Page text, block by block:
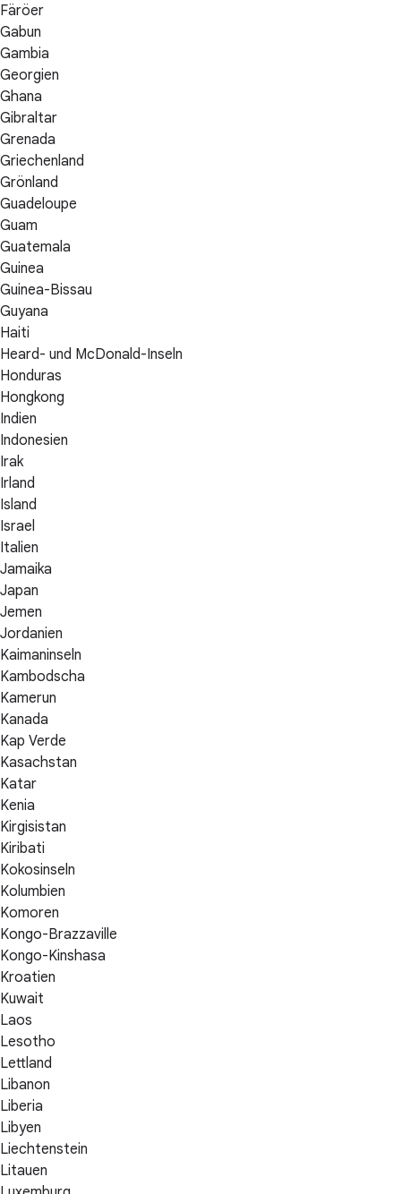
Färöer
Gabun
Gambia
Georgien
Ghana
Gibraltar
Grenada
Griechenland
Grönland
Guadeloupe
Guam
Guatemala
Guinea
Guinea-Bissau
Guyana
Haiti
Heard- und McDonald-Inseln
Honduras
Hongkong
Indien
Indonesien
Irak
Irland
Island
Israel
Italien
Jamaika
Japan
Jemen
Jordanien
Kaimaninseln
Kambodscha
Kamerun
Kanada
Kap Verde
Kasachstan
Katar
Kenia
Kirgisistan
Kiribati
Kokosinseln
Kolumbien
Komoren
Kongo-Brazzaville
Kongo-Kinshasa
Kroatien
Kuwait
Laos
Lesotho
Lettland
Libanon
Liberia
Libyen
Liechtenstein
Litauen